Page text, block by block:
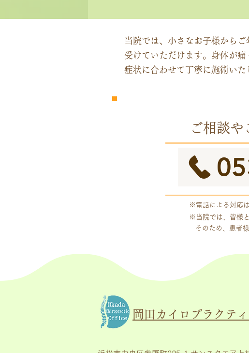
レンダー
当院では、小さなお子様から
受けていただけます。身体が
症状に合わせて丁寧に施術いた
ご相談
※電話による対応
※当院では、皆様
そのため、患者
岡田カイロプラクテ